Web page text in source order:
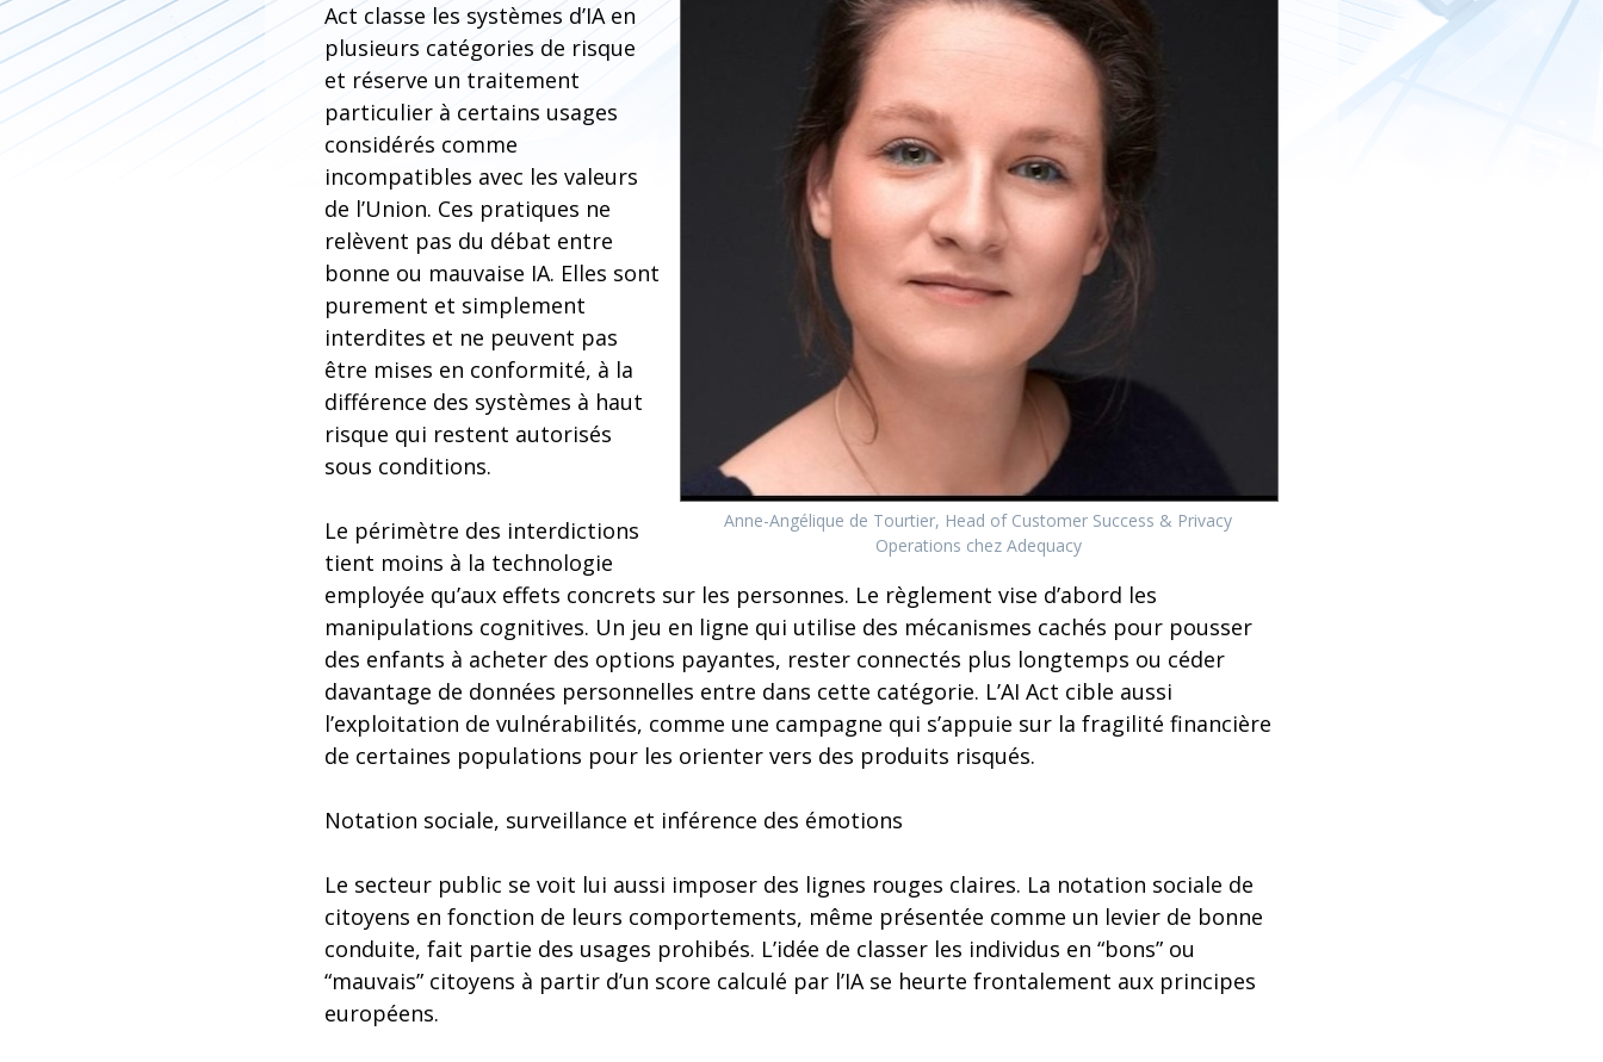
Anne-Angélique de Tourtier, Head of Customer Success & Privacy
Operations chez Adequacy
Act classe les systèmes d’IA en
plusieurs catégories de risque
et réserve un traitement
particulier à certains usages
considérés comme
incompatibles avec les valeurs
de l’Union. Ces pratiques ne
relèvent pas du débat entre
bonne ou mauvaise IA. Elles sont
purement et simplement
interdites et ne peuvent pas
être mises en conformité, à la
différence des systèmes à haut
risque qui restent autorisés
sous conditions.
Le périmètre des interdictions
tient moins à la technologie
employée qu’aux effets concrets sur les personnes. Le règlement vise d’abord les
manipulations cognitives. Un jeu en ligne qui utilise des mécanismes cachés pour pousser
des enfants à acheter des options payantes, rester connectés plus longtemps ou céder
davantage de données personnelles entre dans cette catégorie. L’AI Act cible aussi
l’exploitation de vulnérabilités, comme une campagne qui s’appuie sur la fragilité financière
de certaines populations pour les orienter vers des produits risqués.
Notation sociale, surveillance et inférence des émotions
Le secteur public se voit lui aussi imposer des lignes rouges claires. La notation sociale de
citoyens en fonction de leurs comportements, même présentée comme un levier de bonne
conduite, fait partie des usages prohibés. L’idée de classer les individus en “bons” ou
“mauvais” citoyens à partir d’un score calculé par l’IA se heurte frontalement aux principes
européens.